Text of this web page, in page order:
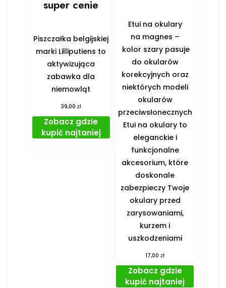
super cenie
Piszczałka belgijskiej
marki Lilliputiens to
aktywizująca
zabawka dla
niemowląt
39,00zł
Zobacz gdzie
kupić najtaniej
Etui na okulary
na magnes –
kolor szary pasuje
do okularów
korekcyjnych oraz
niektórych modeli
okularów
przeciwsłonecznych
Etui na okulary to
eleganckie i
funkcjonalne
akcesorium, które
doskonale
zabezpieczy Twoje
okulary przed
zarysowaniami,
kurzem i
uszkodzeniami
17,00zł
Zobacz gdzie
kupić najtaniej